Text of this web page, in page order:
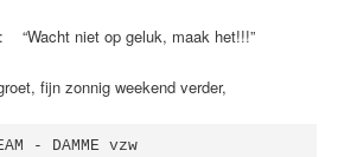
“Wacht niet op geluk, maak het!!!”
fijn zonnig weekend verder,
- DAMME vzw